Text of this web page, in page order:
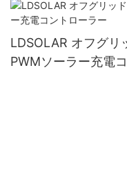
LDSOLAR オフグリ
PWMソーラー充電